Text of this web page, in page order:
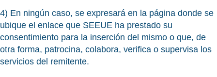
4) En ningún caso, se expresará en la página donde se
ubique el enlace que SEEUE ha prestado su
consentimiento para la inserción del mismo o que, de
otra forma, patrocina, colabora, verifica o supervisa los
servicios del remitente.